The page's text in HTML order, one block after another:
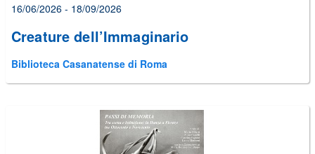
16/06/2026 - 18/09/2026
Creature dell’Immaginario
Biblioteca Casanatense di Roma